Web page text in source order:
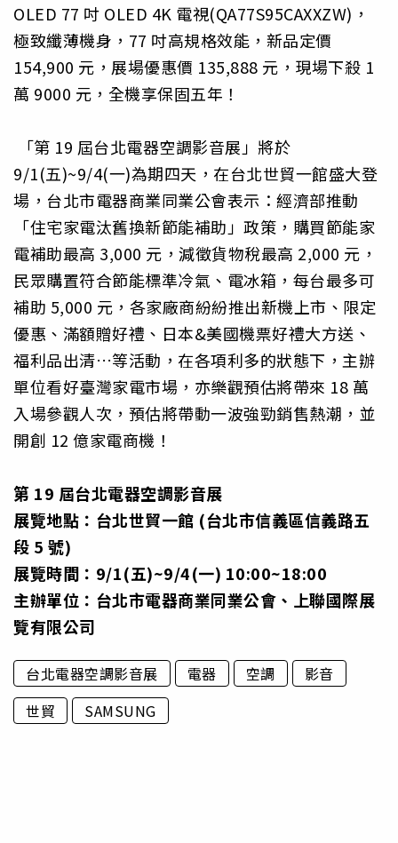
OLED 77 吋 OLED 4K 電視(QA77S95CAXXZW)，
極致纖薄機身，77 吋高規格效能，新品定價
154,900 元，展場優惠價 135,888 元，現場下殺 1
萬 9000 元，全機享保固五年！
「第 19 屆台北電器空調影音展」將於
9/1(五)~9/4(一)為期四天，在台北世貿一館盛大登
場，台北市電器商業同業公會表示：經濟部推動
「住宅家電汰舊換新節能補助」政策，購買節能家
電補助最高 3,000 元，減徵貨物稅最高 2,000 元，
民眾購置符合節能標準冷氣、電冰箱，每台最多可
補助 5,000 元，各家廠商紛紛推出新機上市、限定
優惠、滿額贈好禮、日本&美國機票好禮大方送、
福利品出清…等活動，在各項利多的狀態下，主辦
單位看好臺灣家電市場，亦樂觀預估將帶來 18 萬
入場參觀人次，預估將帶動一波強勁銷售熱潮，並
開創 12 億家電商機！
第 19 屆台北電器空調影音展
展覽地點：台北世貿一館 (台北市信義區信義路五
段 5 號)
展覽時間：9/1(五)~9/4(一) 10:00~18:00
主辦單位：台北市電器商業同業公會、上聯國際展
覽有限公司
台北電器空調影音展 電器 空調
影音
世貿
SAMSUNG